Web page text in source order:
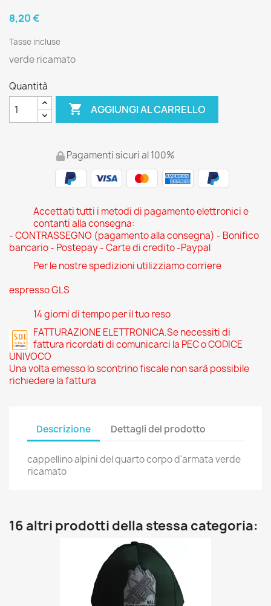
8,20 €
Tasse incluse
verde ricamato
Quantità
 AGGIUNGI AL CARRELLO
Pagamenti sicuri al 100%
Accettati tutti i metodi di pagamento elettronici e
contanti alla consegna:
- CONTRASSEGNO (pagamento alla consegna) - Bonifico
bancario - Postepay - Carte di credito -Paypal
Per le nostre spedizioni utilizziamo corriere
espresso GLS
14 giorni di tempo per il tuo reso
FATTURAZIONE ELETTRONICA.Se necessiti di
fattura ricordati di comunicarci la PEC o CODICE
UNIVOCO
Una volta emesso lo scontrino fiscale non sarà possibile
richiedere la fattura
Descrizione Dettagli del prodotto
cappellino alpini del quarto corpo d'armata verde
ricamato
16 altri prodotti della stessa categoria: